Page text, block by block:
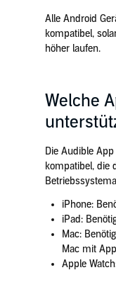
Alle Android
kompatibel,
höher laufen.
Welche
Die Audible
kompatibel, die
iPhone:
iPad:
Mac:
Mac mit
Apple